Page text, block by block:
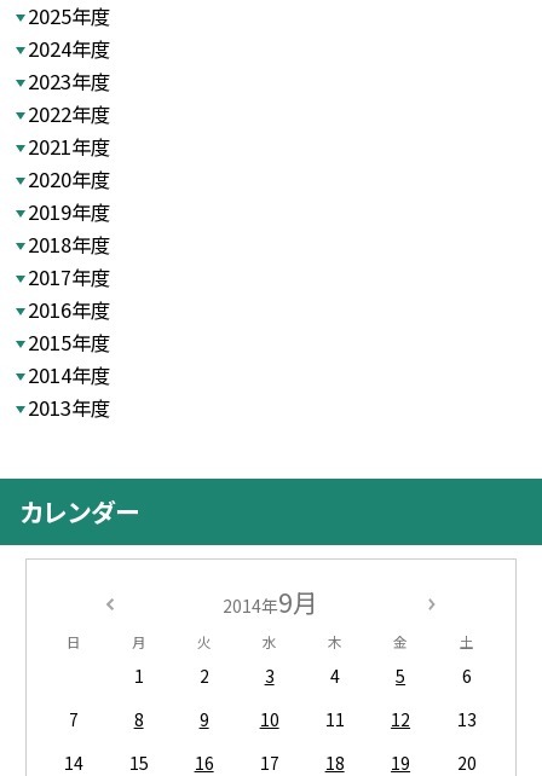
2025年度
2024年度
2023年度
2022年度
2021年度
2020年度
2019年度
2018年度
2017年度
2016年度
2015年度
2014年度
2013年度
カレンダー
2014年9月
日 月 火 水 木 金 土
1 2 3 4 5
6
7
8 9 10 11 12
13
14
15 16 17 18 19
20